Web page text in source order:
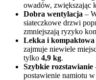
owadów, zwiększając
Dobra wentylacja –
siateczkowe drzwi
zmniejszają ryzyko
Lekka i
zajmuje niewiele
tylko 4,9 kg.
Szybkie rozstawianie
postawienie namiotu